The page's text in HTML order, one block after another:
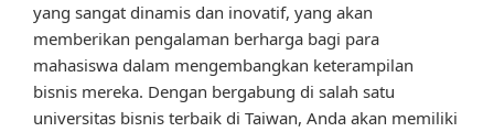
yang sangat dinamis dan inovatif, yang akan
memberikan pengalaman berharga bagi para
mahasiswa dalam mengembangkan keterampilan
bisnis mereka. Dengan bergabung di salah satu
universitas bisnis terbaik di Taiwan, Anda akan memiliki